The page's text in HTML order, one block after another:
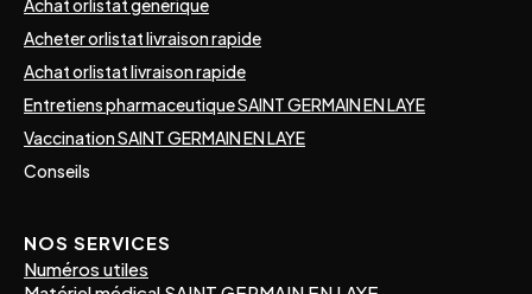
Achat orlistat générique
Acheter orlistat livraison rapide
Achat orlistat livraison rapide
Entretiens pharmaceutique SAINT GERMAIN EN LAYE
Vaccination SAINT GERMAIN EN LAYE
Conseils
NOS SERVICES
Numéros utiles